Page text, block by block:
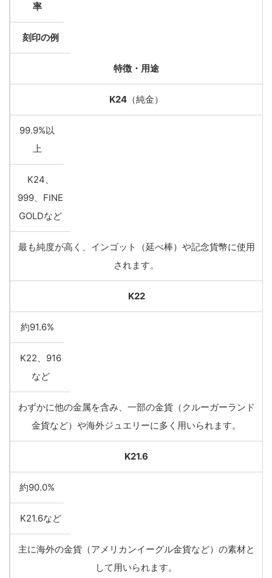
率
刻印の例
特徴・用途
K24 （純金）
99.9%以
上
K24、
999、FINE
GOLDなど
最も純度が高く、インゴット（延べ棒）や記念貨幣に使用
されます。
K22
約91.6%
K22、916
など
わずかに他の金属を含み、一部の金貨（クルーガーランド
金貨など）や海外ジュエリーに多く用いられます。
K21.6
約90.0%
K21.6など
主に海外の金貨（アメリカンイーグル金貨など）の素材と
して用いられます。